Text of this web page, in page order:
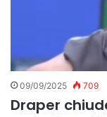
09/09/2025 709
Draper